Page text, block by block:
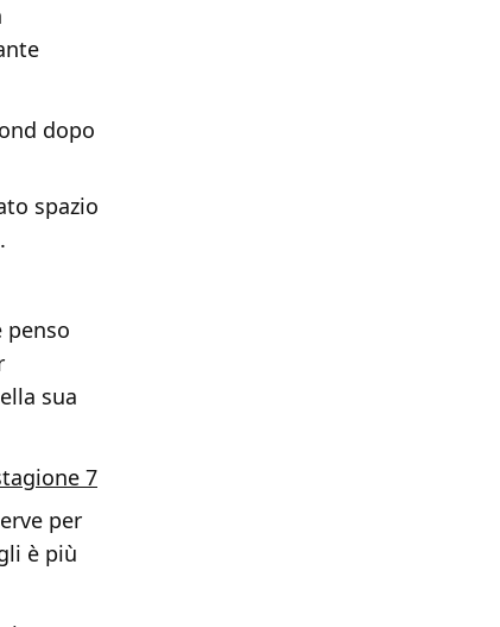
dopo
spazio
penso
sua
7
per
è più